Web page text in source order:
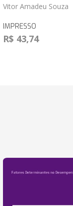
Vitor Amadeu Souza
IMPRESSO
R$ 43,74